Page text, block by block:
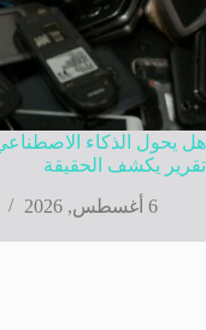
هل يحول الذكاء الاصطناعي
تقرير يكشف الحقيقة
6 أغسطس, 2026